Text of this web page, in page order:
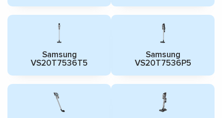
Samsung
VS20T7536T5
Samsung
VS20T7536P5